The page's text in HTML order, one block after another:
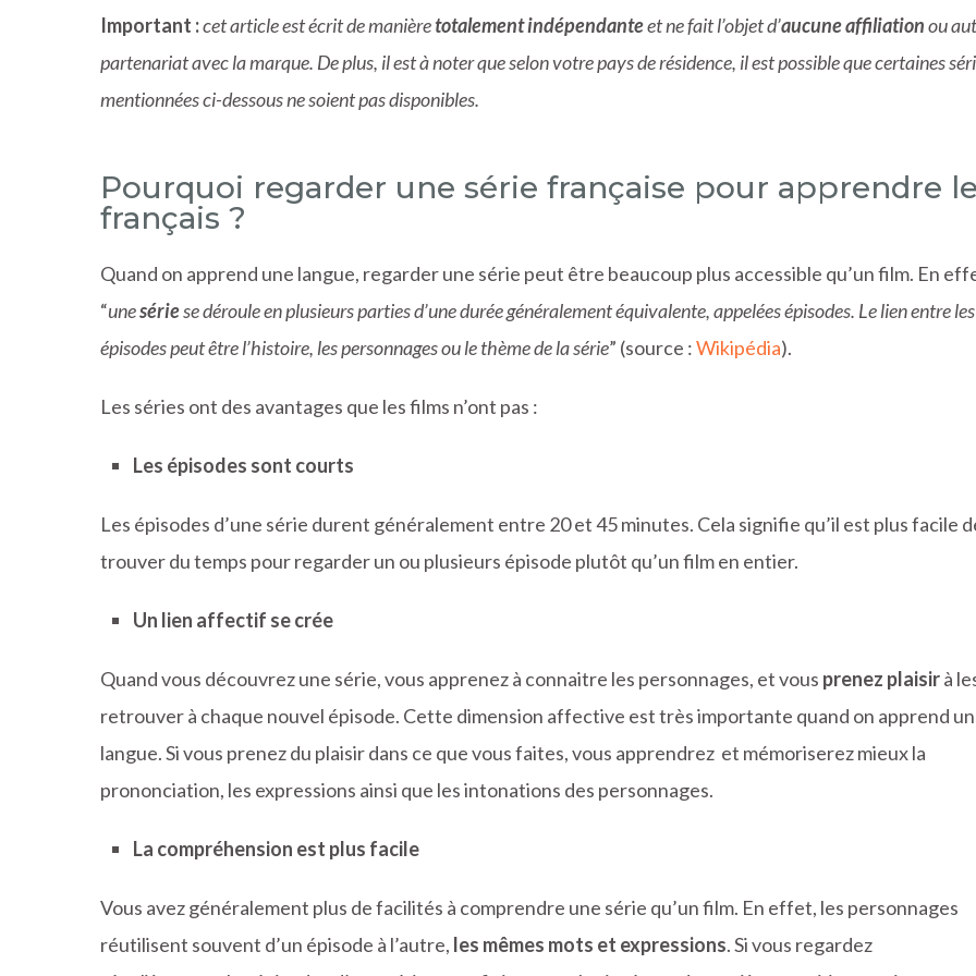
Important :cet article est écrit de manièretotalement indépendanteet ne fait l’objet d’aucune affiliationou
partenariat avec la marque. De plus, il est à noter que selon votre pays de résidence, il est possible que certaines
mentionnées ci-dessous ne soient pas disponibles.
Pourquoi regarder une série française pour apprendre le
français ?
Quand on apprend une langue, regarder une série peut être beaucoup plus accessible qu’un film. En
“unesériese déroule en plusieurs parties d’une durée généralement équivalente, appelées épisodes. Le lien entre les
épisodes peut être l’histoire, les personnages ou le thème de la série” (source :Wikipédia).
Les séries ont des avantages que les films n’ont pas :
Les épisodes sont courts
Les épisodes d’une série durent généralement entre 20 et 45 minutes. Cela signifie qu’il est plus facile
trouver du temps pour regarder un ou plusieurs épisode plutôt qu’un film en entier.
Un lien affectif se crée
Quand vous découvrez une série, vous apprenez à connaitre les personnages, et vous prenez plaisirà
retrouver à chaque nouvel épisode. Cette dimension affective est très importante quand on apprend
langue. Si vous prenez du plaisir dans ce que vous faites, vous apprendrez et mémoriserez mieux la
prononciation, les expressions ainsi que les intonations des personnages.
La compréhension est plus facile
Vous avez généralement plus de facilités à comprendre une série qu’un film. En effet, les personnages
réutilisent souvent d’un épisode à l’autre, les mêmes mots et expressions. Si vous regardez